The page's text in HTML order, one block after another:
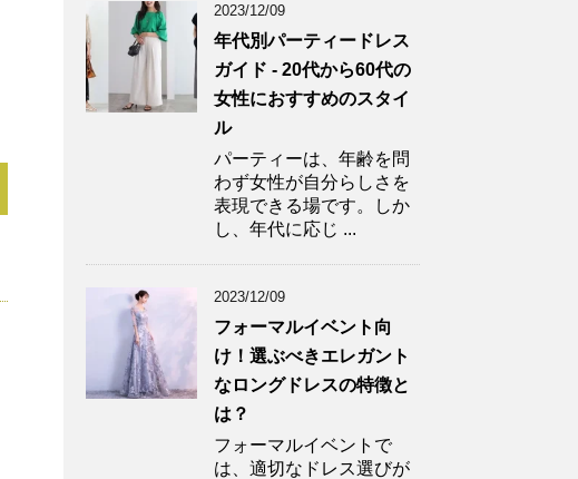
2023/12/09
年代別パーティードレス
ガイド - 20代から60代の
女性におすすめのスタイ
ル
パーティーは、年齢を問
わず女性が自分らしさを
表現できる場です。しか
し、年代に応じ ...
2023/12/09
フォーマルイベント向
け！選ぶべきエレガント
なロングドレスの特徴と
は？
フォーマルイベントで
は、適切なドレス選びが